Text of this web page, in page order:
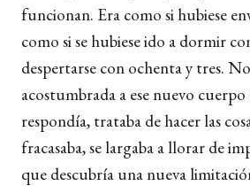
funcionan. Era como si hubiese
como si se hubiese ido a dormir
despertarse con ochenta y tres.
acostumbrada a ese nuevo cuerpo
respondía, trataba de hacer las
fracasaba, se largaba a llorar de
que descubría una nueva